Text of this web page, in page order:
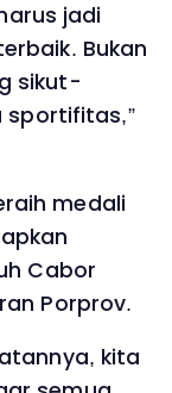
jadi
Bukan
sikut-
sportifitas,”
medali
Cabor
Porprov.
kita